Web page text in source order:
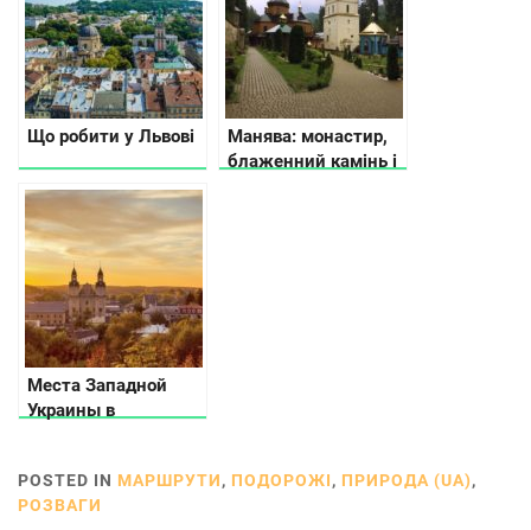
Що робити у Львові
Манява: монастир,
блаженний камінь і
Места Западной
Украины в
фотографа
POSTED IN МАРШРУТИ, ПОДОРОЖІ, ПРИРОДА (UA),
РОЗВАГИ